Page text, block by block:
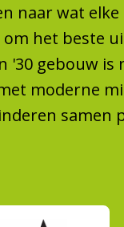
naar wat
het beste
'30 gebouw is
moderne
samen